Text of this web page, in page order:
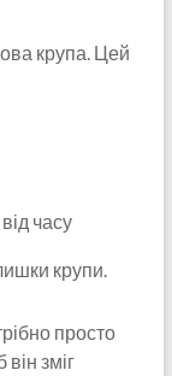
крупа. Цей
часу
крупи.
просто
зміг